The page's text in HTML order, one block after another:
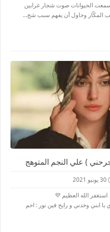
سمعت الحيوانات صوت شجار غرابين
المكّار وحاول أن يفهم سبب شج...
) علي النجم المتوهج
30 يونيو 2021
استغفر الله العظيم 💜
وخدني و رايح فين نور : احم